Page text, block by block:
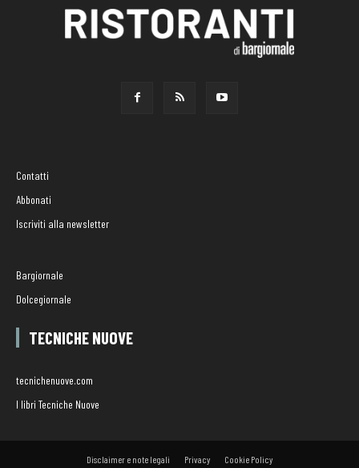
Contatti
Abbonati
Iscriviti alla newsletter
Bargiornale
Dolcegiornale
TECNICHE NUOVE
tecnichenuove.com
I libri Tecniche Nuove
Disclaimer e note legali Privacy Cookie Policy